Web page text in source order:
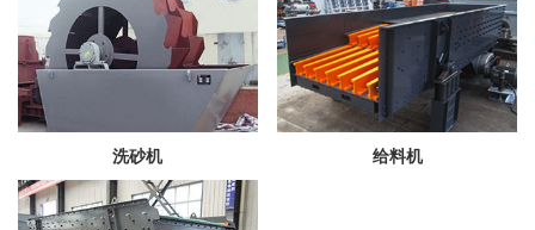
洗砂机 给料机